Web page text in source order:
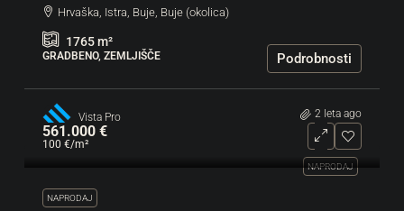
Hrvaška, Istra, Buje, Buje (okolica)
1765m²
GRADBENO, ZEMLJIŠČE Podrobnosti
Vista Pro 2 leta ago
NAPRODAJ
561.000 €
100 €/m²
NAPRODAJ